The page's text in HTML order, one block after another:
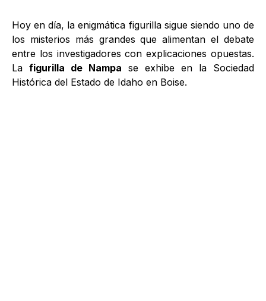
Hoy en día, la enigmática figurilla sigue siendo uno de
los misterios más grandes que alimentan el debate
entre los investigadores con explicaciones opuestas.
La figurilla de Nampa se exhibe en la Sociedad
Histórica del Estado de Idaho en Boise.